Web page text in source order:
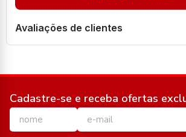
Avaliações de clientes
Cadastre-se e receba ofertas